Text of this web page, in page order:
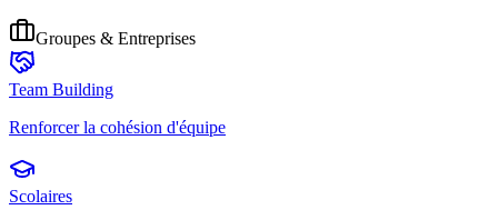
Groupes & Entreprises
Team Building
Renforcer la cohésion d'équipe
Scolaires